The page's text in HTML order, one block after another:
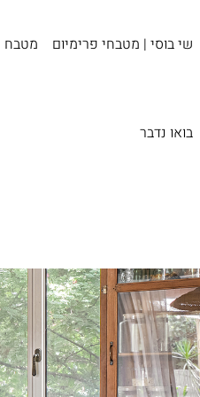
שי בוסי | מטבחי פרימיום מטבח
בואו נדבר